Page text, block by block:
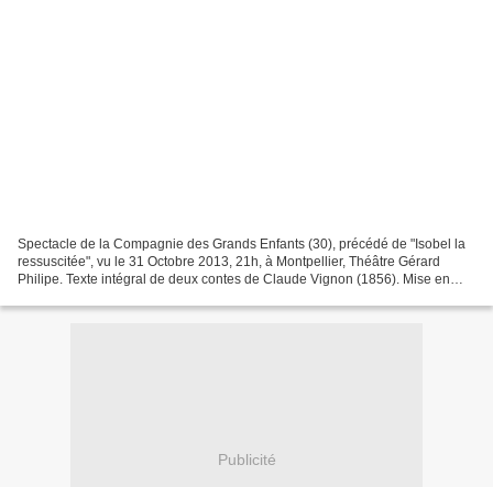
Spectacle de la Compagnie des Grands Enfants (30), précédé de "Isobel la
ressuscitée", vu le 31 Octobre 2013, 21h, à Montpellier, Théâtre Gérard
Philipe. Texte intégral de deux contes de Claude Vignon (1856). Mise en
Publicité